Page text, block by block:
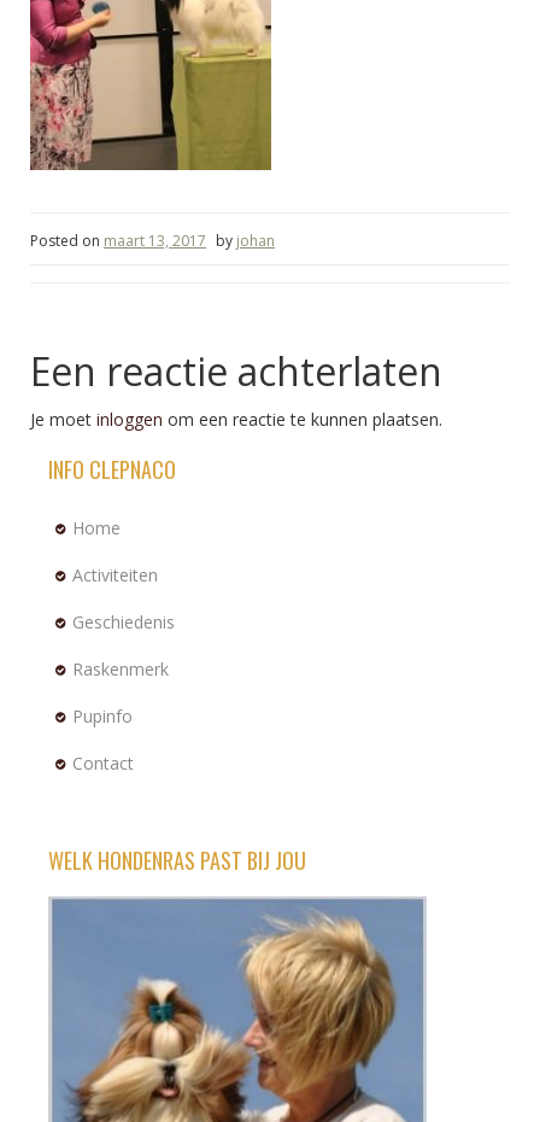
Posted on maart 13, 2017 by johan
Een reactie achterlaten
Je moet inloggen om een reactie te kunnen plaatsen.
INFO CLEPNACO
Home
Activiteiten
Geschiedenis
Raskenmerk
Pupinfo
Contact
WELK HONDENRAS PAST BIJ JOU